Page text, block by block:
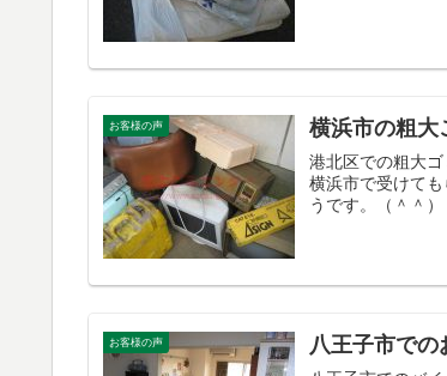
お客様の声 横浜市の粗大
港北区での粗大
横浜市で受けて
うです。（＾＾
お客様の声 八王子市での